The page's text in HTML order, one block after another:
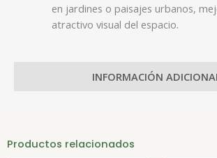
INFORMACIÓN
en jardines o paisajes urbanos,
atractivo visual del espacio.
Productos relacionados